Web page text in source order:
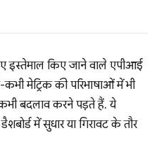
इस्तेमाल किए जाने वाले एपीआई
मेट्रिक की परिभाषाओं में भी
बदलाव करने पड़ते हैं. ये
में सुधार या गिरावट के तौर